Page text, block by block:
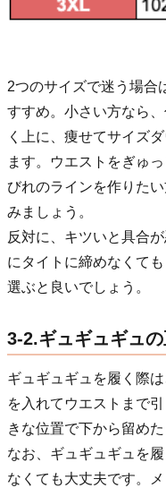
2つのサイズで迷う場合
すすめ。小さい方なら
く上に、痩せてサイズ
ます。ウエストをぎゅ
びれのラインを作りた
みましょう。
反対に、キツいと具合
にタイトに締めなくて
選ぶと良いでしょう。
3-2.ギュギュギュ
ギュギュギュを履く際
を入れてウエストまで
きな位置で下から留めた
なお、ギュギュギュを
なくても大丈夫です。